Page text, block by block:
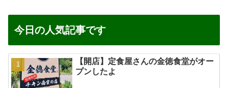
今日の人気記事です
【開店】定食屋さんの金徳食堂がオー
プンしたよ